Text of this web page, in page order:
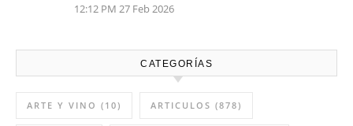
12:12 PM 27 Feb 2026
CATEGORÍAS
ARTE Y VINO (10) ARTICULOS (878)